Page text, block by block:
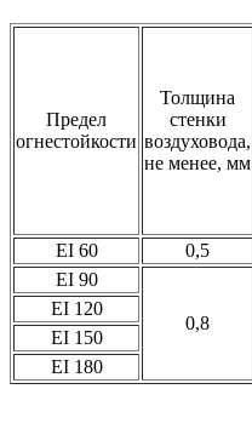
Предел
огнестойкости
Толщина
стенки
воздуховода,
не менее, мм
EI 60 0,5
EI 90
0,8
EI 120
EI 150
EI 180